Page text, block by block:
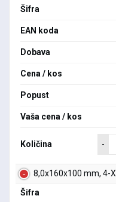
Šifra
EAN koda
Dobava
Cena / kos
Popust
Vaša cena / kos
Količina -
8,0x160x100 mm, 4-X
Šifra